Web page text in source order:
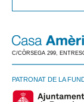
C/CÒRSEGA 299,
PATRONAT DE LA